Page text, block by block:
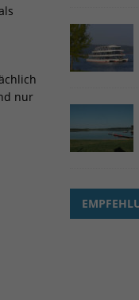
nur
um
über Websites
standardmäßig
bedarf der Zugriff auf